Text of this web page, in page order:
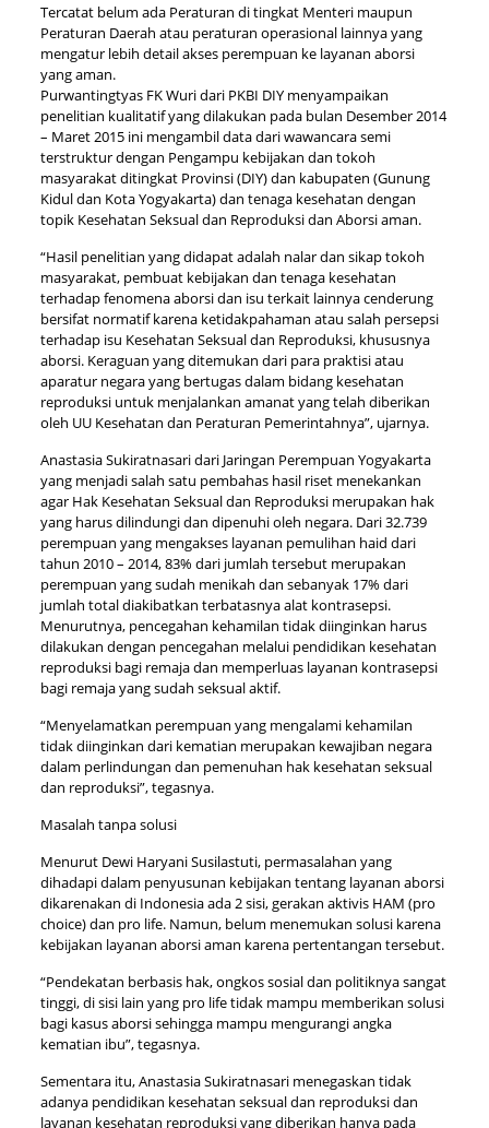
Tercatat belum ada Peraturan di tingkat Menteri maupun
Peraturan Daerah atau peraturan operasional lainnya yang
mengatur lebih detail akses perempuan ke layanan aborsi
yang aman.
Purwantingtyas FK Wuri dari PKBI DIY menyampaikan
penelitian kualitatif yang dilakukan pada bulan Desember 2014
– Maret 2015 ini mengambil data dari wawancara semi
terstruktur dengan Pengampu kebijakan dan tokoh
masyarakat ditingkat Provinsi (DIY) dan kabupaten (Gunung
Kidul dan Kota Yogyakarta) dan tenaga kesehatan dengan
topik Kesehatan Seksual dan Reproduksi dan Aborsi aman.
“Hasil penelitian yang didapat adalah nalar dan sikap tokoh
masyarakat, pembuat kebijakan dan tenaga kesehatan
terhadap fenomena aborsi dan isu terkait lainnya cenderung
bersifat normatif karena ketidakpahaman atau salah persepsi
terhadap isu Kesehatan Seksual dan Reproduksi, khususnya
aborsi. Keraguan yang ditemukan dari para praktisi atau
aparatur negara yang bertugas dalam bidang kesehatan
reproduksi untuk menjalankan amanat yang telah diberikan
oleh UU Kesehatan dan Peraturan Pemerintahnya”, ujarnya.
Anastasia Sukiratnasari dari Jaringan Perempuan Yogyakarta
yang menjadi salah satu pembahas hasil riset menekankan
agar Hak Kesehatan Seksual dan Reproduksi merupakan hak
yang harus dilindungi dan dipenuhi oleh negara. Dari 32.739
perempuan yang mengakses layanan pemulihan haid dari
tahun 2010 – 2014, 83% dari jumlah tersebut merupakan
perempuan yang sudah menikah dan sebanyak 17% dari
jumlah total diakibatkan terbatasnya alat kontrasepsi.
Menurutnya, pencegahan kehamilan tidak diinginkan harus
dilakukan dengan pencegahan melalui pendidikan kesehatan
reproduksi bagi remaja dan memperluas layanan kontrasepsi
bagi remaja yang sudah seksual aktif.
“Menyelamatkan perempuan yang mengalami kehamilan
tidak diinginkan dari kematian merupakan kewajiban negara
dalam perlindungan dan pemenuhan hak kesehatan seksual
dan reproduksi”, tegasnya.
Masalah tanpa solusi
Menurut Dewi Haryani Susilastuti, permasalahan yang
dihadapi dalam penyusunan kebijakan tentang layanan aborsi
dikarenakan di Indonesia ada 2 sisi, gerakan aktivis HAM (pro
choice) dan pro life. Namun, belum menemukan solusi karena
kebijakan layanan aborsi aman karena pertentangan tersebut.
“Pendekatan berbasis hak, ongkos sosial dan politiknya sangat
tinggi, di sisi lain yang pro life tidak mampu memberikan solusi
bagi kasus aborsi sehingga mampu mengurangi angka
kematian ibu”, tegasnya.
Sementara itu, Anastasia Sukiratnasari menegaskan tidak
adanya pendidikan kesehatan seksual dan reproduksi dan
layanan kesehatan reproduksi yang diberikan hanya pada